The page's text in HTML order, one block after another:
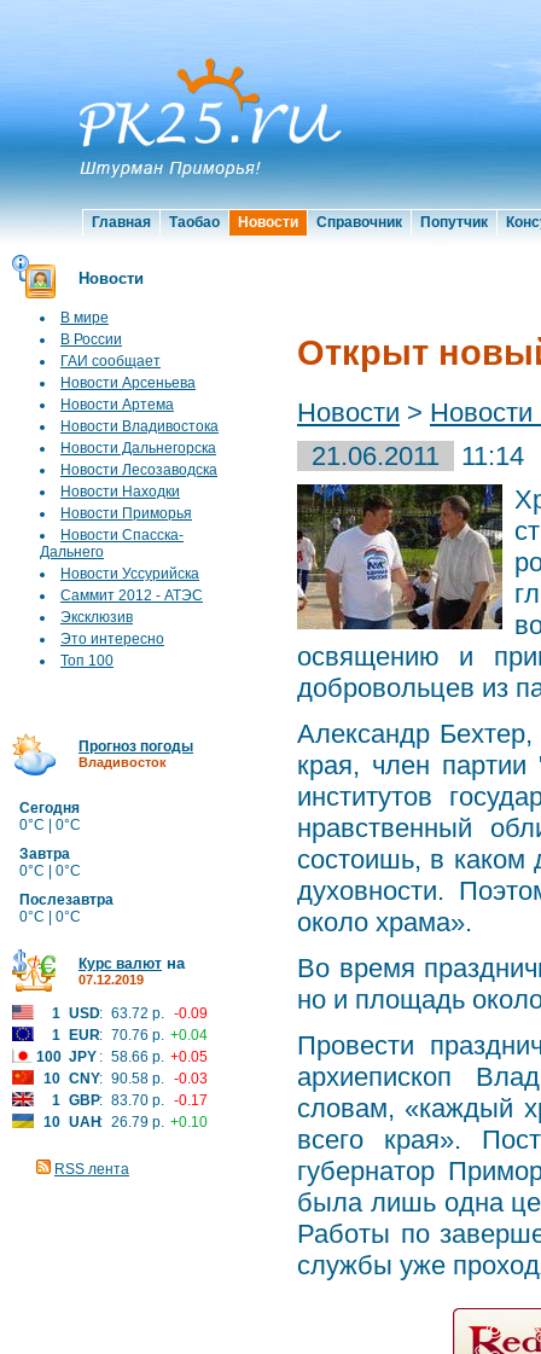
Главная Таобао Новости Справочник Попутчик
Новости
В мире
В России
ГАИ сообщает
Новости Арсеньева
Новости Артема
Новости Владивостока
Новости Дальнегорска
Новости Лесозаводска
Новости Находки
Новости Приморья
Новости Спасска-
Дальнего
Новости Уссурийска
Саммит 2012 - АТЭС
Эксклюзив
Это интересно
Топ 100
Прогноз погоды
Владивосток
Сегодня
0°C | 0°C
Завтра
0°C | 0°C
Послезавтра
0°C | 0°C
Курс валют на
07.12.2019
1 USD: 63.72 р. -0.09
1
EUR: 70.76 р. +0.04
100 JPY : 58.66 р. +0.05
10 CNY: 90.58 р. -0.03
1 GBP: 83.70 р. -0.17
10 UAH: 26.79 р. +0.10
RSS лента
Открыт
Новости >
21.06.2011
11:14
освящению и
добровольцев из
Александр
края, член
институтов
нравственный
состоишь, в каком
духовности.
около храма».
Во время
но и площадь
Провести
архиепископ
словам, «каждый
всего края».
губернатор
была лишь одна
Работы по
службы уже